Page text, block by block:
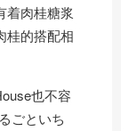
着肉桂糖浆
桂的搭配相
也不容
ごといち